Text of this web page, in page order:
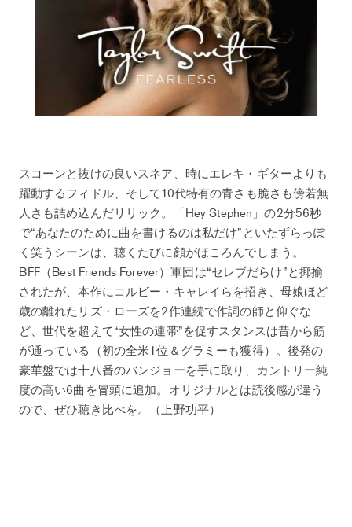
スコーンと抜けの良いスネア、時にエレキ・ギターよりも
躍動するフィドル、そして10代特有の青さも脆さも傍若無
人さも詰め込んだリリック。「Hey Stephen」の2分56秒
で“あなたのために曲を書けるのは私だけ”といたずらっぽ
く笑うシーンは、聴くたびに顔がほころんでしまう。
BFF（Best Friends Forever）軍団は“セレブだらけ”と揶揄
されたが、本作にコルビー・キャレイらを招き、母娘ほど
歳の離れたリズ・ローズを2作連続で作詞の師と仰ぐな
ど、世代を超えて“女性の連帯”を促すスタンスは昔から筋
が通っている（初の全米1位＆グラミーも獲得）。後発の
豪華盤では十八番のバンジョーを手に取り、カントリー純
度の高い6曲を冒頭に追加。オリジナルとは読後感が違う
ので、ぜひ聴き比べを。（上野功平）